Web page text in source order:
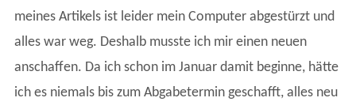
meines Artikels ist leider mein Computer abgestürzt und
alles war weg. Deshalb musste ich mir einen neuen
anschaffen. Da ich schon im Januar damit beginne, hätte
ich es niemals bis zum Abgabetermin geschafft, alles neu